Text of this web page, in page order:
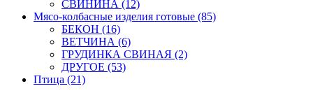
СВИНИНА (12)
Мясо-колбасные изделия готовые (85)
БЕКОН (16)
ВЕТЧИНА (6)
ГРУДИНКА СВИНАЯ (2)
ДРУГОЕ (53)
Птица (21)